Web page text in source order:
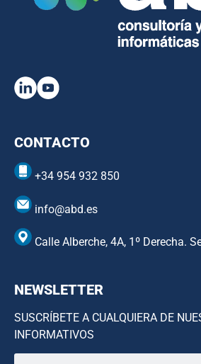
CONTACTO
+34 954 932 850
info@abd.es
Calle Alberche, 4A, 1º Derecha.
NEWSLETTER
SUSCRÍBETE A CUALQUIERA DE
INFORMATIVOS